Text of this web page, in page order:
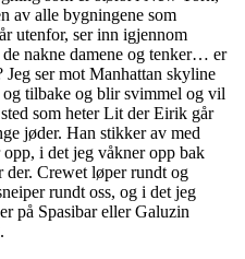
av alle bygningene som
utenfor, ser inn igjennom
nakne damene og tenker… er
Jeg ser mot Manhattan skyline
og tilbake og blir svimmel og vil
som heter Lit der Eirik går
jøder. Han stikker av med
i det jeg våkner opp bak
der. Crewet løper rundt og
rundt oss, og i det jeg
på Spasibar eller Galuzin